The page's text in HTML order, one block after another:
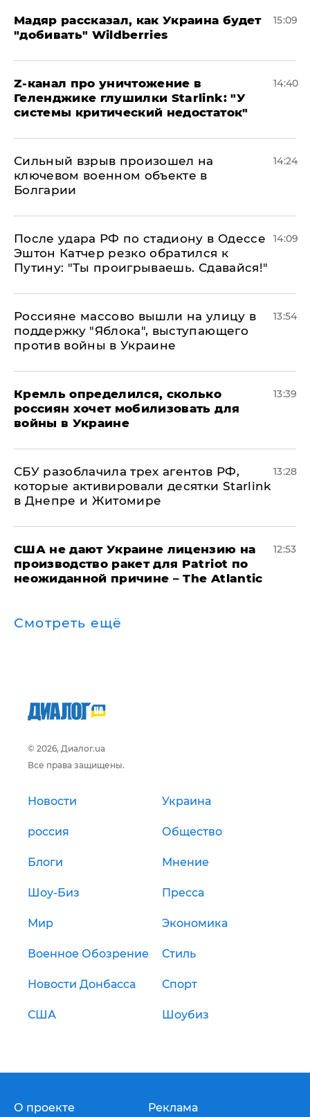
Мадяр рассказал, как Украина будет
"добивать" Wildberries
15:09
Z-канал про уничтожение в
Геленджике глушилки Starlink: "У
системы критический недостаток"
14:40
Сильный взрыв произошел на
ключевом военном объекте в
Болгарии
14:24
После удара РФ по стадиону в Одессе
Эштон Катчер резко обратился к
Путину: "Ты проигрываешь. Сдавайся!"
14:09
Россияне массово вышли на улицу в
поддержку "Яблока", выступающего
против войны в Украине
13:54
Кремль определился, сколько
россиян хочет мобилизовать для
войны в Украине
13:39
СБУ разоблачила трех агентов РФ,
которые активировали десятки Starlink
в Днепре и Житомире
13:28
США не дают Украине лицензию на
производство ракет для Patriot по
неожиданной причине – The Atlantic
12:53
Смотреть ещё
© 2026, Диалог.ua
Все права защищены.
Новости Украина
россия Общество
Блоги Мнение
Шоу-Биз Пресса
Мир Экономика
Военное Обозрение Стиль
Новости Донбасса Спорт
США Шоубиз
О проекте Реклама